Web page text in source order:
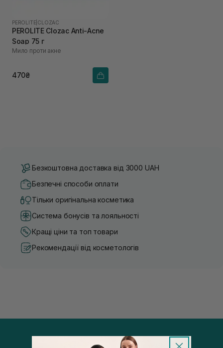
PEROLITE CLOZAC
PEROLITE Clozac Anti-Acne
Soap 75 г
Мило проти акне
470₴
Безкоштовна доставка від 3000 UAH
Безпечні способи оплати
Тільки оригінальна косметика
Система бонусів та лояльності
Кращі ціни та топ товари
Рекомендації від косметологів